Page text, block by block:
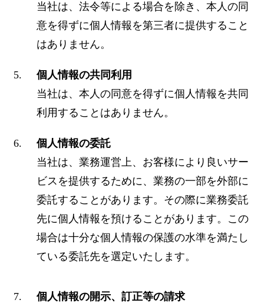
当社は、法令等による場合を除き、本人の同
意を得ずに個人情報を第三者に提供すること
はありません。
個人情報の共同利用
当社は、本人の同意を得ずに個人情報を共同
利用することはありません。
個人情報の委託
当社は、業務運営上、お客様により良いサー
ビスを提供するために、業務の一部を外部に
委託することがあります。その際に業務委託
先に個人情報を預けることがあります。この
場合は十分な個人情報の保護の水準を満たし
ている委託先を選定いたします。
個人情報の開示、訂正等の請求